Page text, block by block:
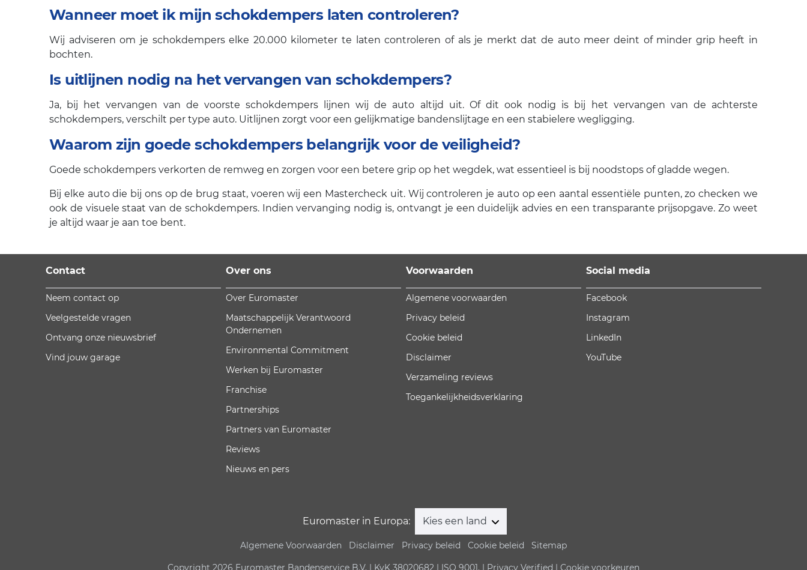
Wanneer moet ik mijn schokdempers laten controleren?
Wij adviseren om je schokdempers elke 20.000 kilometer te laten controleren of als je merkt dat de auto meer deint of minder grip heeft in
bochten.
Is uitlijnen nodig na het vervangen van schokdempers?
Ja, bij het vervangen van de voorste schokdempers lijnen wij de auto altijd uit. Of dit ook nodig is bij het vervangen van de achterste
schokdempers, verschilt per type auto. Uitlijnen zorgt voor een gelijkmatige bandenslijtage en een stabielere wegligging.
Waarom zijn goede schokdempers belangrijk voor de veiligheid?
Goede schokdempers verkorten de remweg en zorgen voor een betere grip op het wegdek, wat essentieel is bij noodstops of gladde wegen.
Bij elke auto die bij ons op de brug staat, voeren wij een Mastercheck uit. Wij controleren je auto op een aantal essentiële punten, zo checken we
ook de visuele staat van de schokdempers. Indien vervanging nodig is, ontvangt je een duidelijk advies en een transparante prijsopgave. Zo weet
je altijd waar je aan toe bent.
Contact
Neem contact op
Veelgestelde vragen
Ontvang onze nieuwsbrief
Vind jouw garage
Over ons
Over Euromaster
Maatschappelijk Verantwoord
Ondernemen
Environmental Commitment
Werken bij Euromaster
Franchise
Partnerships
Partners van Euromaster
Reviews
Nieuws en pers
Voorwaarden
Algemene voorwaarden
Privacy beleid
Cookie beleid
Disclaimer
Verzameling reviews
Toegankelijkheidsverklaring
Social media
Facebook
Instagram
LinkedIn
YouTube
Euromaster in Europa: Kies een land
Algemene Voorwaarden Disclaimer Privacy beleid Cookie beleid Sitemap